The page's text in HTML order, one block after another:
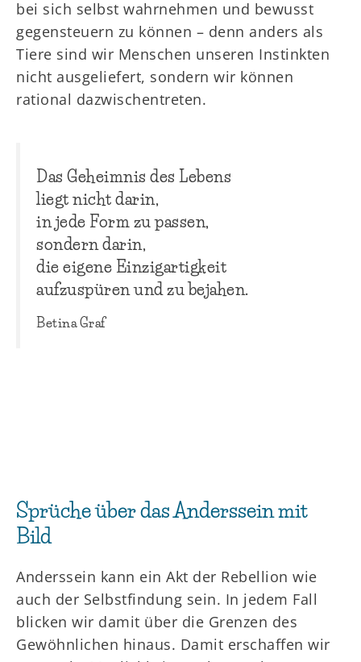
bei sich selbst wahrnehmen und bewusst
gegensteuern zu können – denn anders als
Tiere sind wir Menschen unseren Instinkten
nicht ausgeliefert, sondern wir können
rational dazwischentreten.
Das Geheimnis des Lebens
liegt nicht darin,
in jede Form zu passen,
sondern darin,
die eigene Einzigartigkeit
aufzuspüren und zu bejahen.
Betina Graf
Sprüche über das Anderssein mit
Bild
Anderssein kann ein Akt der Rebellion wie
auch der Selbstfindung sein. In jedem Fall
blicken wir damit über die Grenzen des
Gewöhnlichen hinaus. Damit erschaffen wir